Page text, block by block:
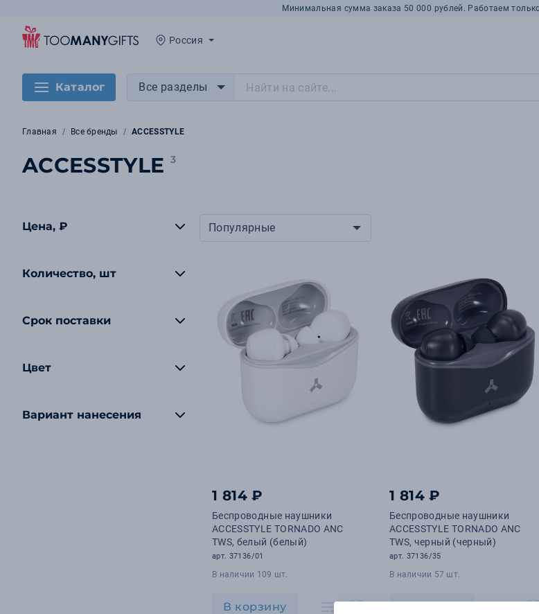
Минимальная сумма заказа 50 000 рублей. Работаем
Россия
Каталог Все разделы
Главная Все бренды ACCESSTYLE
ACCESSTYLE 3
Цена, ₽
Количество, шт
Срок поставки
Цвет
Вариант нанесения
Популярные
1 814 ₽
Беспроводные наушники
ACCESSTYLE TORNADO ANC
TWS, белый (белый)
арт. 37136/01
В наличии 109 шт.
В корзину
1 814 ₽
Беспроводные наушники
ACCESSTYLE TORNADO ANC
TWS, черный (черный)
арт. 37136/35
В наличии 57 шт.